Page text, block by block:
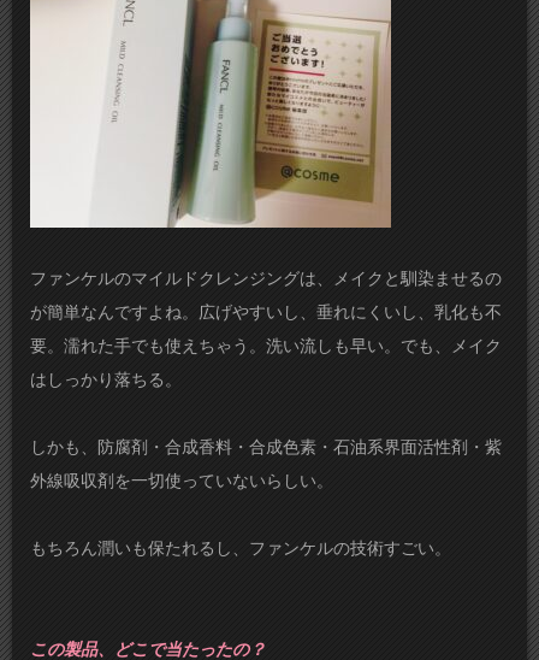
ファンケルのマイルドクレンジングは、メイクと馴染ませるの
が簡単なんですよね。広げやすいし、垂れにくいし、乳化も不
要。濡れた手でも使えちゃう。洗い流しも早い。でも、メイク
はしっかり落ちる。
しかも、防腐剤・合成香料・合成色素・石油系界面活性剤・紫
外線吸収剤を一切使っていないらしい。
もちろん潤いも保たれるし、ファンケルの技術すごい。
この製品、どこで当たったの？